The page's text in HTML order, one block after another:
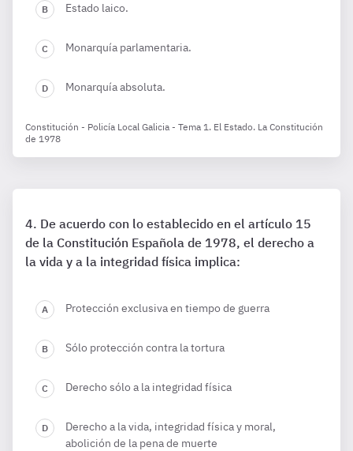
Estado laico.
Monarquía parlamentaria.
Monarquía absoluta.
Constitución - Policía Local Galicia - Tema 1. El Estado. La Constitución
de 1978
De acuerdo con lo establecido en el artículo 15
de la Constitución Española de 1978, el derecho a
la vida y a la integridad física implica:
Protección exclusiva en tiempo de guerra
Sólo protección contra la tortura
Derecho sólo a la integridad física
Derecho a la vida, integridad física y moral,
abolición de la pena de muerte